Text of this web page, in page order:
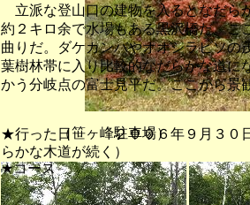
★行った日 ２００６年９月３
★コース
立派な登山口の建物を入るとなだら
約２キロ余で水場もある黒沢橋だ。こ
曲りだ。ダケカンバやオオシラビソの
葉樹林帯に入り比較的なだらかな道に
かう分岐点の富士見平だ。ここから景
（笹ヶ峰駐車場）
らかな木道が続く）